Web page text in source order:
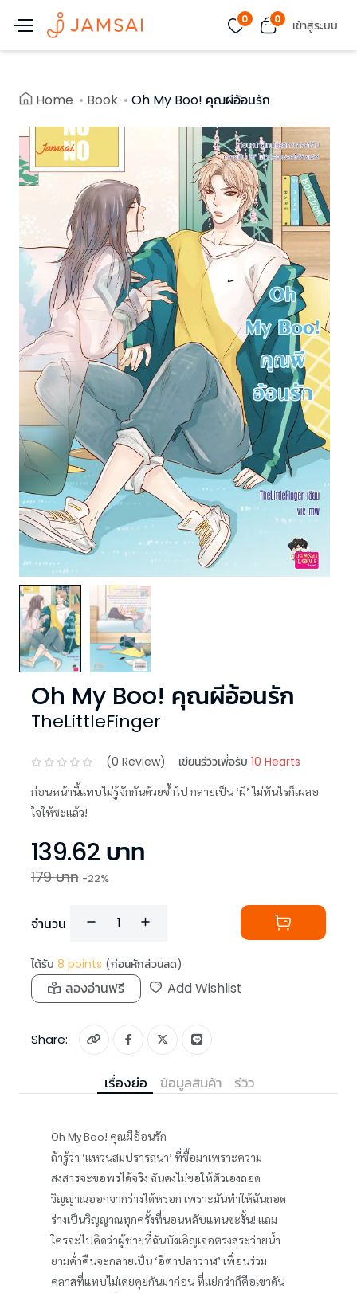
0 0 เข้าสู่ระบบ
Home Book Oh My Boo! คุณผีอ้อนรัก
Oh My Boo! คุณผีอ้อนรัก
TheLittleFinger
(0 Review) เขียนรีวิวเพื่อรับ 10 Hearts
ก่อนหน้านี้แทบไม่รู้จักกันด้วยซ้ำไป กลายเป็น ‘ผี’ ไม่ทันไรก็เผลอ
ใจให้ซะแล้ว!
139.62 บาท
179บาท -22%
จำนวน
ได้รับ 8 points (ก่อนหักส่วนลด)
ลองอ่านฟรี Add Wishlist
Share:
เรื่องย่อ ข้อมูลสินค้า รีวิว
Oh My Boo! คุณผีอ้อนรัก
ถ้ารู้ว่า ‘แหวนสมปรารถนา’ ที่ซื้อมาเพราะความ
สงสารจะขอพรได้จริง ฉันคงไม่ขอให้ตัวเองถอด
วิญญาณออกจากร่างได้หรอก เพราะมันทำให้ฉันถอด
ร่างเป็นวิญญาณทุกครั้งที่นอนหลับแทนซะงั้น! แถม
ใครจะไปคิดว่าผู้ชายที่ฉันบังเอิญเจอตรงสระว่ายน้ำ
ยามค่ำคืนจะกลายเป็น ‘อีตาปลาวาฬ’ เพื่อนร่วม
คลาสที่แทบไม่เคยคุยกันมาก่อน ที่แย่กว่าก็คือเขาดัน